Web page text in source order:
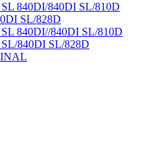
840DI/840DI SL/810D
SL/828D
840DI//840DI SL/810D
840DI SL/828D